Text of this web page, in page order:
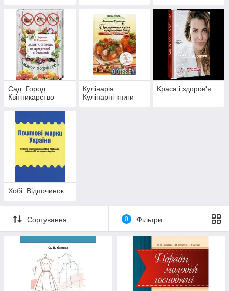
Сад. Город.
Квітникарство
Кулінарія.
Кулінарні книги
Краса і здоров'я
Хобі. Відпочинок
Сортування 0 Фільтри